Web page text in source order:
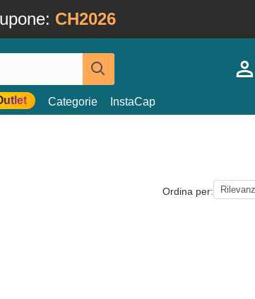
CH2026
Categorie InstaCap
Ordina per: